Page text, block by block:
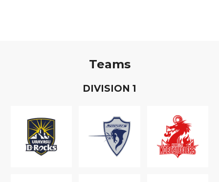
Teams
DIVISION 1